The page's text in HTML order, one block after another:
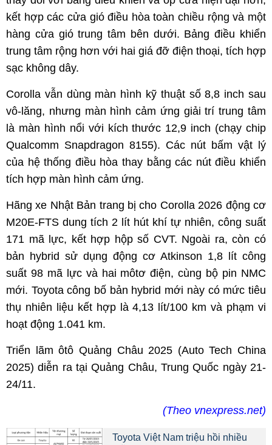
kết hợp các cửa gió điều hòa toàn chiều rộng và một
hàng cửa gió trung tâm bên dưới. Bảng điều khiển
trung tâm rộng hơn với hai giá đỡ điện thoại, tích hợp
sạc không dây.
Corolla vẫn dùng màn hình kỹ thuật số 8,8 inch sau
vô-lăng, nhưng màn hình cảm ứng giải trí trung tâm
là màn hình nổi với kích thước 12,9 inch (chạy chip
Qualcomm Snapdragon 8155). Các nút bấm vật lý
của hệ thống điều hòa thay bằng các nút điều khiển
tích hợp màn hình cảm ứng.
Hãng xe Nhật Bản trang bị cho Corolla 2026 động cơ
M20E-FTS dung tích 2 lít hút khí tự nhiên, công suất
171 mã lực, kết hợp hộp số CVT. Ngoài ra, còn có
bản hybrid sử dụng động cơ Atkinson 1,8 lít công
suất 98 mã lực và hai môtơ điện, cùng bộ pin NMC
mới. Toyota công bố bản hybrid mới này có mức tiêu
thụ nhiên liệu kết hợp là 4,13 lít/100 km và phạm vi
hoạt động 1.041 km.
Triển lãm ôtô Quảng Châu 2025 (Auto Tech China
2025) diễn ra tại Quảng Châu, Trung Quốc ngày 21-
24/11.
(Theo vnexpress.net)
Toyota Việt Nam triệu hồi nhiều